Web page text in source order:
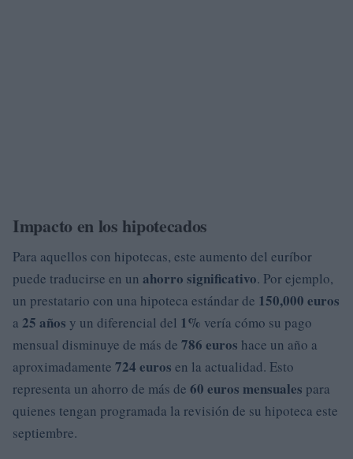
Impacto en los hipotecados
Para aquellos con hipotecas, este aumento del euríbor
puede traducirse en un ahorro significativo. Por ejemplo,
un prestatario con una hipoteca estándar de 150,000 euros
a 25 años y un diferencial del 1% vería cómo su pago
mensual disminuye de más de 786 euros hace un año a
aproximadamente 724 euros en la actualidad. Esto
representa un ahorro de más de 60 euros mensuales para
quienes tengan programada la revisión de su hipoteca este
septiembre.